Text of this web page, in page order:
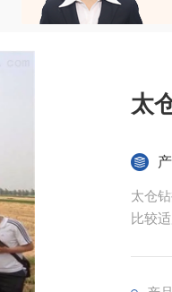
太
太仓
比较